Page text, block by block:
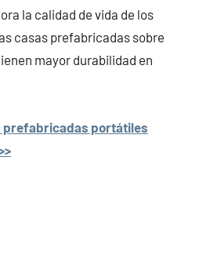
la calidad de vida de los
casas prefabricadas sobre
mayor durabilidad en
prefabricadas portátiles